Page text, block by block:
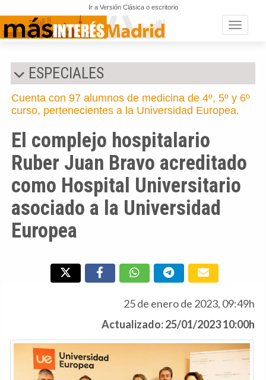
Ir a Versión Clásica o escritorio
Toggle
ESPECIALES
Cuenta con 97 alumnos de medicina de 4º, 5º y 6º
curso, pertenecientes a la Universidad Europea.
El complejo hospitalario
Ruber Juan Bravo acreditado
como Hospital Universitario
asociado a la Universidad
Europea
25 de enero de 2023, 09:49h
Actualizado: 25/01/2023 10:00h